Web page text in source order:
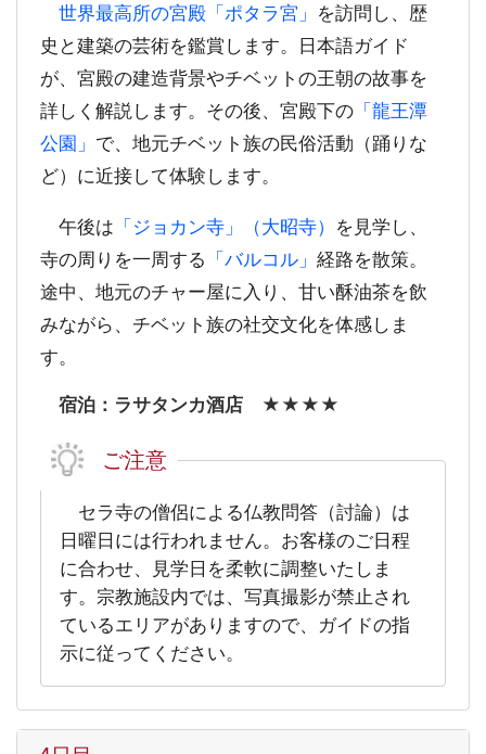
世界最高所の宮殿「ポタラ宮」 を訪問し、歴
史と建築の芸術を鑑賞します。日本語ガイド
が、宮殿の建造背景やチベットの王朝の故事を
詳しく解説します。その後、宮殿下の 「龍王潭
公園」 で、地元チベット族の民俗活動（踊りな
ど）に近接して体験します。
午後は 「ジョカン寺」（大昭寺） を見学し、
寺の周りを一周する 「バルコル」経路を散策。
途中、地元のチャー屋に入り、甘い酥油茶を飲
みながら、チベット族の社交文化を体感しま
す。
宿泊：ラサタンカ酒店 ★★★★
ご注意
セラ寺の僧侶による仏教問答（討論）は
日曜日には行われません。お客様のご日程
に合わせ、見学日を柔軟に調整いたしま
す。宗教施設内では、写真撮影が禁止され
ているエリアがありますので、ガイドの指
示に従ってください。